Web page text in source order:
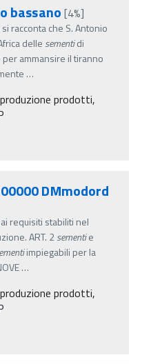
bassano [4%]
racconta che S. Antonio
delle sementidi
ammansire il tiranno
…
prodotti,
DMmodord
requisiti stabiliti nel
ART. 2sementie
impiegabili per la
…
prodotti,